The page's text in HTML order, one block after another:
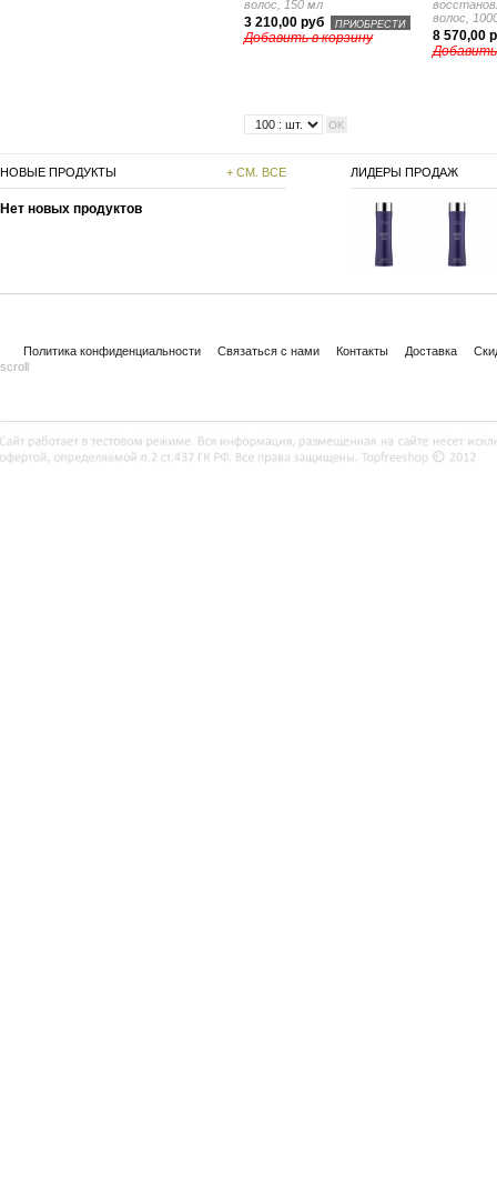
волос, 150 мл
3 210,00 руб ПРИОБРЕСТИ
Добавить в корзину
волос,
8 570,00
Добавить
НОВЫЕ ПРОДУКТЫ + СМ. ВСЕ
Нет новых продуктов
ЛИДЕРЫ ПРОДАЖ
Политика конфиденциальности Связаться с нами Контакты Доставка
scroll